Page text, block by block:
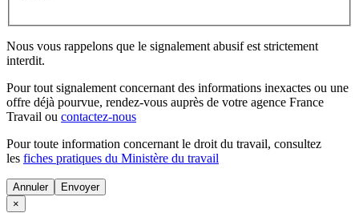
Nous vous rappelons que le signalement abusif est strictement
interdit.
Pour tout signalement concernant des informations inexactes ou une
offre déjà pourvue, rendez-vous auprès de votre agence France
Travail ou contactez-nous
Pour toute information concernant le droit du travail, consultez
les fiches pratiques du Ministère du travail
Annuler
×